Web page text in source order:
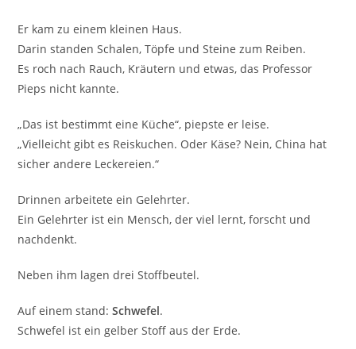
Er kam zu einem kleinen Haus.
Darin standen Schalen, Töpfe und Steine zum Reiben.
Es roch nach Rauch, Kräutern und etwas, das Professor
Pieps nicht kannte.
„Das ist bestimmt eine Küche“, piepste er leise.
„Vielleicht gibt es Reiskuchen. Oder Käse? Nein, China hat
sicher andere Leckereien.“
Drinnen arbeitete ein Gelehrter.
Ein Gelehrter ist ein Mensch, der viel lernt, forscht und
nachdenkt.
Neben ihm lagen drei Stoffbeutel.
Auf einem stand:Schwefel.
Schwefel ist ein gelber Stoff aus der Erde.